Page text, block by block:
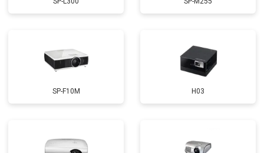
SP-F10M H03